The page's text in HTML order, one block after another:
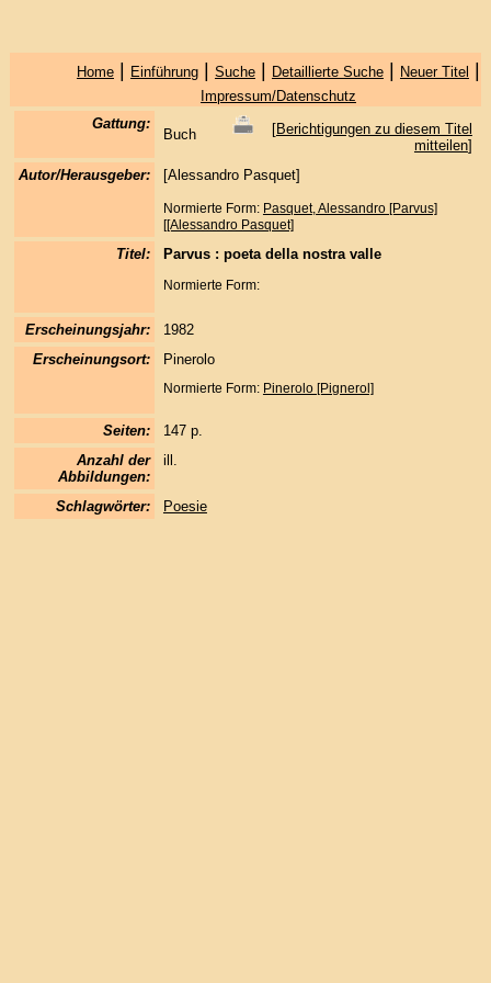
Home| Einführung| Suche| Detaillierte Suche| Neuer Titel |
Impressum/Datenschutz
Gattung:
Buch [Berichtigungen zu diesem Titel
mitteilen]
Autor/Herausgeber:
[Alessandro Pasquet]
Normierte Form: Pasquet, Alessandro [Parvus]
[[Alessandro Pasquet]
Titel: Parvus : poeta della nostra valle
Normierte Form:
Erscheinungsjahr:
1982
Erscheinungsort:
Pinerolo
Normierte Form: Pinerolo [Pignerol]
Seiten:
147 p.
Anzahl der
Abbildungen:
ill.
Schlagwörter: Poesie